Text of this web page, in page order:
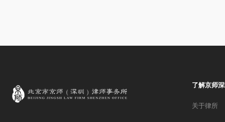
了解京师
关于律所